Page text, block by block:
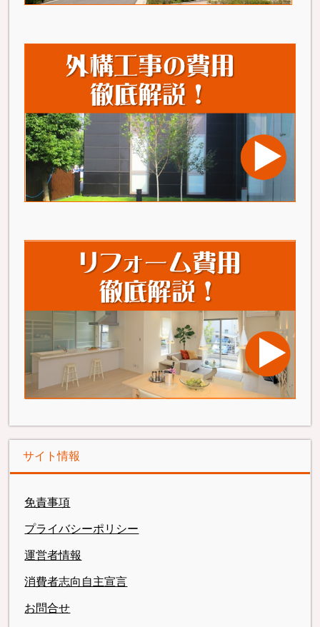
サイト情報
免責事項
プライバシーポリシー
運営者情報
消費者志向自主宣言
お問合せ